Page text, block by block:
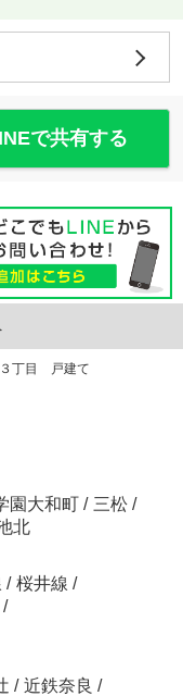
で共有する
丁目 戸建て
園大和町 / 三松 /
北
/ 桜井線 /
/
/ 近鉄奈良 /